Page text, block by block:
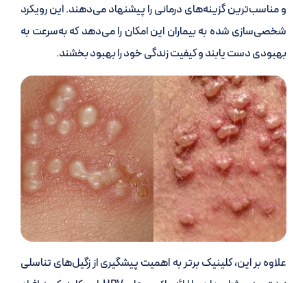
و مناسب‌ترین گزینه‌های درمانی را پیشنهاد می‌دهند. این رویکرد
شخصی‌سازی شده به بیماران این امکان را می‌دهد که به‌سرعت به
بهبودی دست یابند و کیفیت زندگی خود را بهبود بخشند.
علاوه بر این، کلینیک برتر به اهمیت پیشگیری از زگیل‌های تناسلی